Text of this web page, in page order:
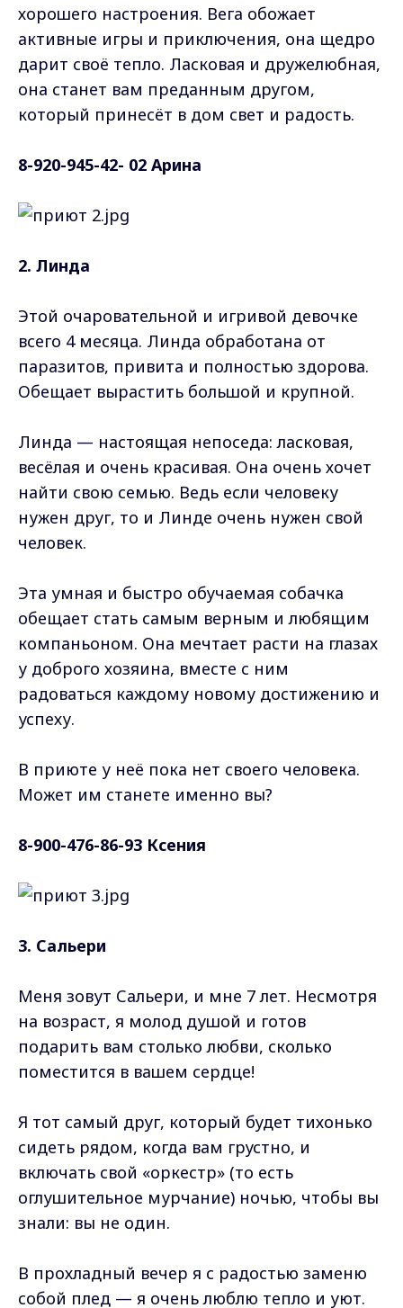
хорошего настроения. Вега обожает
активные игры и приключения, она щедро
дарит своё тепло. Ласковая и дружелюбная,
она станет вам преданным другом,
который принесёт в дом свет и радость.
8-920-945-42- 02 Арина
2. Линда
Этой очаровательной и игривой девочке
всего 4 месяца. Линда обработана от
паразитов, привита и полностью здорова.
Обещает вырастить большой и крупной.
Линда — настоящая непоседа: ласковая,
весёлая и очень красивая. Она очень хочет
найти свою семью. Ведь если человеку
нужен друг, то и Линде очень нужен свой
человек.
Эта умная и быстро обучаемая собачка
обещает стать самым верным и любящим
компаньоном. Она мечтает расти на глазах
у доброго хозяина, вместе с ним
радоваться каждому новому достижению и
успеху.
В приюте у неё пока нет своего человека.
Может им станете именно вы?
8-900-476-86-93 Ксения
3. Сальери
Меня зовут Сальери, и мне 7 лет. Несмотря
на возраст, я молод душой и готов
подарить вам столько любви, сколько
поместится в вашем сердце!
Я тот самый друг, который будет тихонько
сидеть рядом, когда вам грустно, и
включать свой «оркестр» (то есть
оглушительное мурчание) ночью, чтобы вы
знали: вы не один.
В прохладный вечер я с радостью заменю
собой плед — я очень люблю тепло и уют.